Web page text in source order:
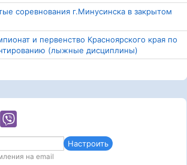
соревнования г.Минусинска в закрытом
и первенство Красноярского края по
(лыжные дисциплины)
Настроить
на email